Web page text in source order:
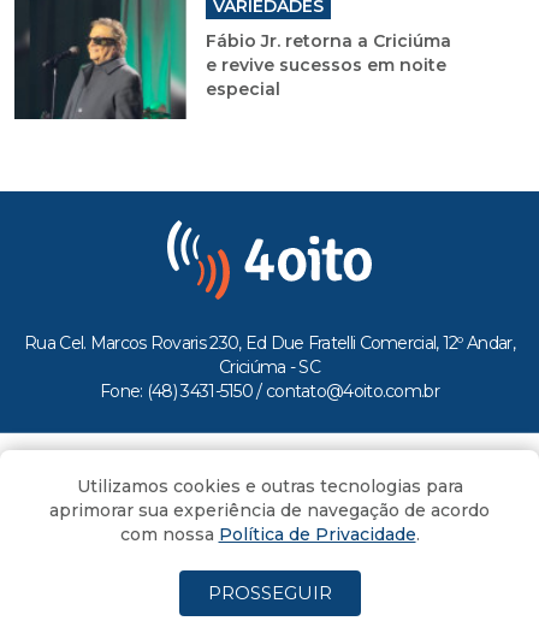
VARIEDADES
Fábio Jr. retorna a Criciúma
e revive sucessos em noite
especial
Rua Cel. Marcos Rovaris 230, Ed Due Fratelli Comercial, 12º Andar,
Criciúma - SC
Fone: (48) 3431-5150 / contato@4oito.com.br
Todos os direitos reservados ao Portal 4oito
Utilizamos cookies e outras tecnologias para
aprimorar sua experiência de navegação de acordo
com nossa Política de Privacidade.
PROSSEGUIR